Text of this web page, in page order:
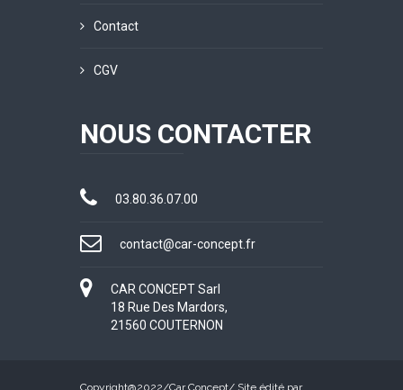
Contact
CGV
NOUS CONTACTER
03.80.36.07.00
contact@car-concept.fr
CAR CONCEPT Sarl
18 Rue Des Mardors,
21560 COUTERNON
Copyright@2022/Car Concept/ Site édité par